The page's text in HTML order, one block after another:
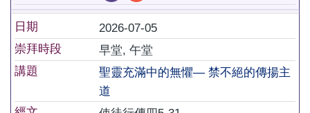
日期
2026-07-05
崇拜時段
早堂, 午堂
講題
聖靈充滿中的無懼― 禁不絕的傳揚主
道